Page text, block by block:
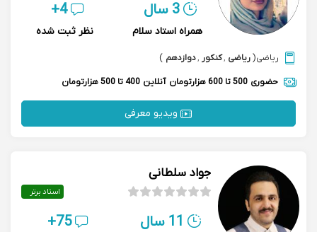
3 سال
همراه استاد سلام
4+
نظر ثبت شده
ریاضی(ریاضی ,کنکور ,دوازدهم )
حضوری 500 تا 600 هزارتومان آنلاین 400 تا 500 هزارتومان
ویدیو معرفی
جواد سلطانی
استاد برتر
11 سال 75+